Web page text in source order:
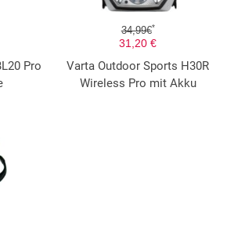
Pro
34,99€*
31,20 €
Varta Outdoor Sports H30R
Wireless Pro mit Akku